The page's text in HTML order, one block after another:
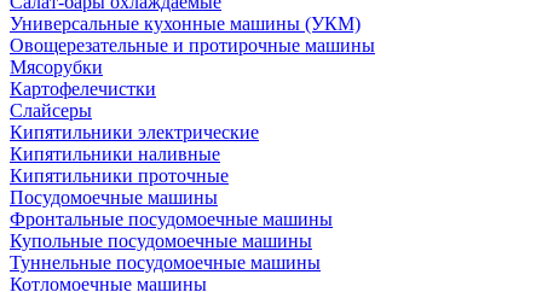
Универсальные кухонные машины (УКМ)
Овощерезательные и протирочные машины
Мясорубки
Картофелечистки
Слайсеры
Кипятильники электрические
Кипятильники наливные
Кипятильники проточные
Посудомоечные машины
Фронтальные посудомоечные машины
Купольные посудомоечные машины
Туннельные посудомоечные машины
Котломоечные машины